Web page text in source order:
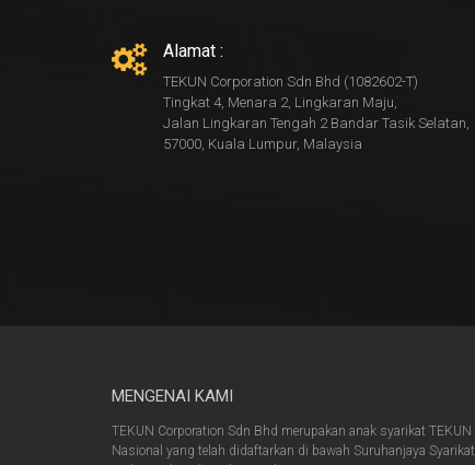
Alamat :
TEKUN Corporation Sdn Bhd (1082602-T)
Tingkat 4, Menara 2, Lingkaran Maju,
Jalan Lingkaran Tengah 2 Bandar Tasik Selatan,
57000, Kuala Lumpur, Malaysia
MENGENAI KAMI
TEKUN Corporation Sdn Bhd merupakan anak syarikat TEKUN
Nasional yang telah didaftarkan di bawah Suruhanjaya Syarikat